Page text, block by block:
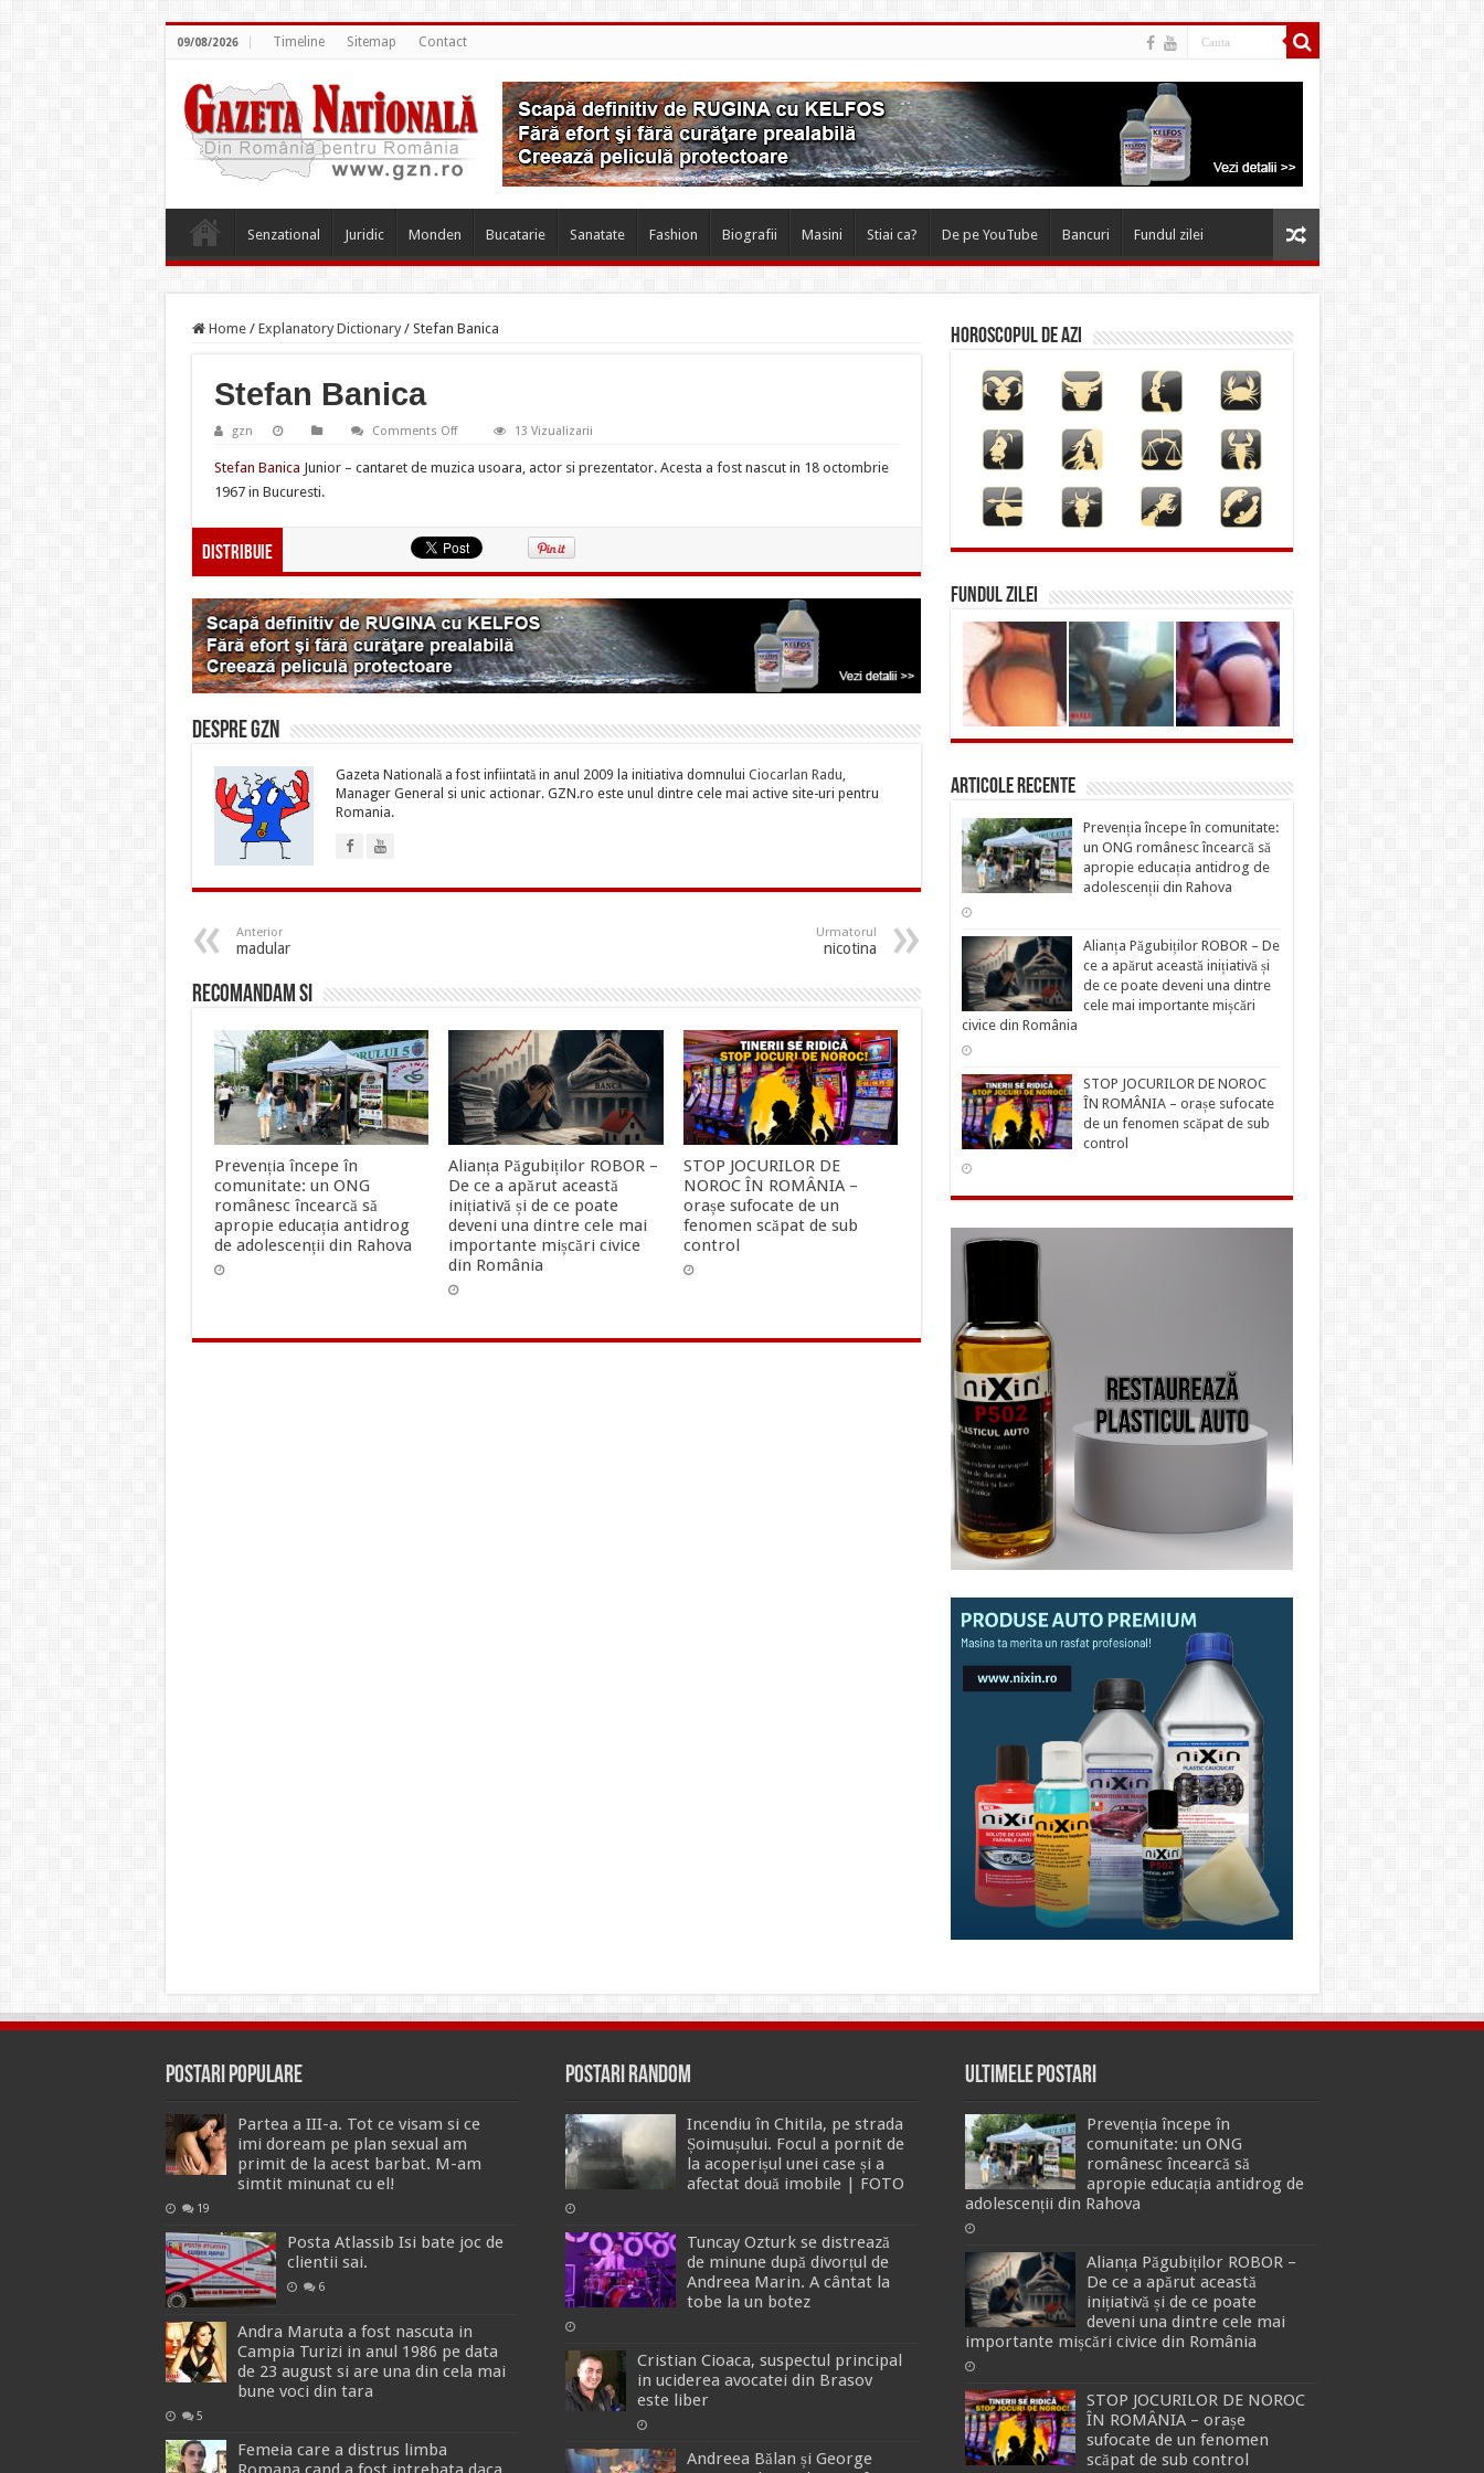
09/08/2026 Timeline Sitemap Contact
Senzational Juridic Monden Bucatarie Sanatate Fashion Biografii Masini Stiai ca? De pe YouTube Bancuri Fundul zilei
Home / Explanatory Dictionary / Stefan Banica
Stefan Banica
gzn Comments Offon
Banica
13 Vizualizarii
Stefan Banica Junior – cantaret de muzica usoara, actor si prezentator. Acesta a fost nascut in 18 octombrie
1967 in Bucuresti.
Distribuie
Despre gzn
Gazeta Natională a fost infiintată in anul 2009 la initiativa domnului Ciocarlan Radu,
Manager General si unic actionar. GZN.ro este unul dintre cele mai active site-uri pentru
Romania.
Anterior
madular
Urmatorul
nicotina
Recomandam si
Prevenția începe în
comunitate: un ONG
românesc încearcă să
apropie educația antidrog
de adolescenții din Rahova
Alianța Păgubiților ROBOR –
De ce a apărut această
inițiativă și de ce poate
deveni una dintre cele mai
importante mișcări civice
din România
STOP JOCURILOR DE
NOROC ÎN ROMÂNIA –
orașe sufocate de un
fenomen scăpat de sub
control
Horoscopul de azi
FUNDUL ZILEI
Articole recente
Prevenția începe în comunitate:
un ONG românesc încearcă să
apropie educația antidrog de
adolescenții din Rahova
Alianța Păgubiților ROBOR – De
ce a apărut această inițiativă și
de ce poate deveni una dintre
cele mai importante mișcări
civice din România
STOP JOCURILOR DE NOROC
ÎN ROMÂNIA – orașe sufocate
de un fenomen scăpat de sub
control
Postari Populare
Partea a III-a. Tot ce visam si ce
imi doream pe plan sexual am
primit de la acest barbat. M-am
simtit minunat cu el!
19
Posta Atlassib Isi bate joc de
clientii sai.
6
Andra Maruta a fost nascuta in
Campia Turizi in anul 1986 pe data
de 23 august si are una din cela mai
bune voci din tara
5
Femeia care a distrus limba
Postari Random
Incendiu în Chitila, pe strada
Șoimușului. Focul a pornit de
la acoperișul unei case și a
afectat două imobile | FOTO
Tuncay Ozturk se distrează
de minune după divorțul de
Andreea Marin. A cântat la
tobe la un botez
Cristian Cioaca, suspectul principal
in uciderea avocatei din Brasov
este liber
Andreea Bălan și George
Ultimele Postari
Prevenția începe în
comunitate: un ONG
românesc încearcă să
apropie educația antidrog de
adolescenții din Rahova
Alianța Păgubiților ROBOR –
De ce a apărut această
inițiativă și de ce poate
deveni una dintre cele mai
importante mișcări civice din România
STOP JOCURILOR DE NOROC
ÎN ROMÂNIA – orașe
sufocate de un fenomen
scăpat de sub control